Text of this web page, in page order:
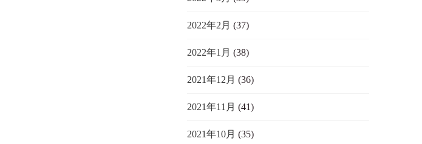
2022年2月 (37)
2022年1月 (38)
2021年12月 (36)
2021年11月 (41)
2021年10月 (35)